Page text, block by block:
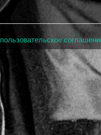
пользовательское